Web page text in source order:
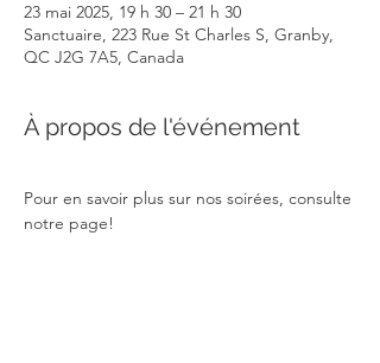
23 mai 2025, 19 h 30 – 21 h 30
Sanctuaire, 223 Rue St Charles S, Granby,
QC J2G 7A5, Canada
À propos de l'événement
Pour en savoir plus sur nos soirées, consulte
notre page!